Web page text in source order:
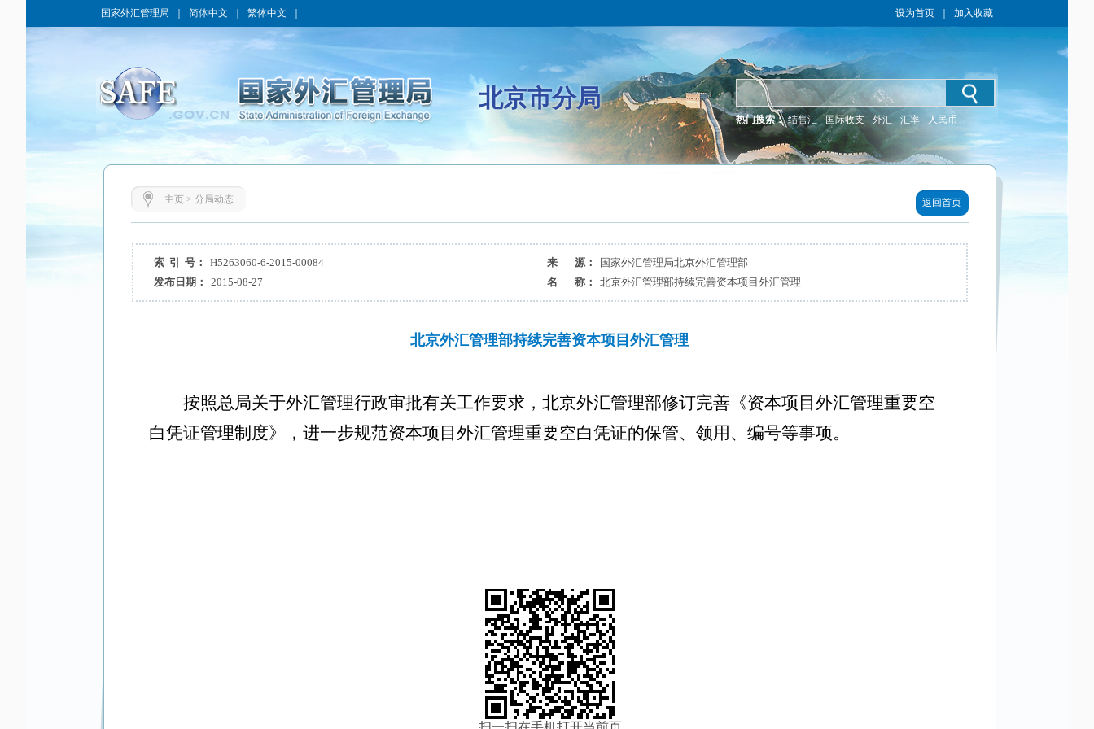
国家外汇管理局 简体中文 繁体中文 设为首页 加入收藏
北京市分局
热门搜索： 结售汇 国际收支 外汇 汇率 人民币
主页> 分局动态 返回首页
索 引 号： H5263060-6-2015-00084 来 源：
国家外汇管理局北京外汇管理部
发布日期：
2015-08-27 名 称： 北京外汇管理部持续完善资本项目外汇管理
北京外汇管理部持续完善资本项目外汇管理
按照总局关于外汇管理行政审批有关工作要求，北京外汇管理部修订完善《资本项目外汇管理重要空
白凭证管理制度》，进一步规范资本项目外汇管理重要空白凭证的保管、领用、编号等事项。